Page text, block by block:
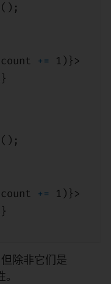
();
+= 1 )}>
();
+= 1 )}>
除非它们是